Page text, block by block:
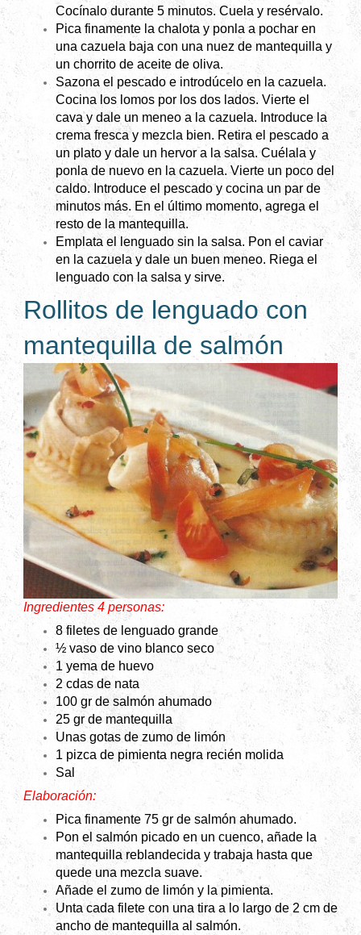
Cocínalo durante 5 minutos. Cuela y resérvalo.
Pica finamente la chalota y ponla a pochar en
una cazuela baja con una nuez de mantequilla y
un chorrito de aceite de oliva.
Sazona el pescado e introdúcelo en la cazuela.
Cocina los lomos por los dos lados. Vierte el
cava y dale un meneo a la cazuela. Introduce la
crema fresca y mezcla bien. Retira el pescado a
un plato y dale un hervor a la salsa. Cuélala y
ponla de nuevo en la cazuela. Vierte un poco del
caldo. Introduce el pescado y cocina un par de
minutos más. En el último momento, agrega el
resto de la mantequilla.
Emplata el lenguado sin la salsa. Pon el caviar
en la cazuela y dale un buen meneo. Riega el
lenguado con la salsa y sirve.
Rollitos de lenguado con
mantequilla de salmón
Ingredientes 4 personas:
8 filetes de lenguado grande
½ vaso de vino blanco seco
1 yema de huevo
2 cdas de nata
100 gr de salmón ahumado
25 gr de mantequilla
Unas gotas de zumo de limón
1 pizca de pimienta negra recién molida
Sal
Elaboración:
Pica finamente 75 gr de salmón ahumado.
Pon el salmón picado en un cuenco, añade la
mantequilla reblandecida y trabaja hasta que
quede una mezcla suave.
Añade el zumo de limón y la pimienta.
Unta cada filete con una tira a lo largo de 2 cm de
ancho de mantequilla al salmón.